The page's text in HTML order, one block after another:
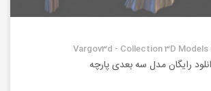
Vargov3d - Collection 3D
رایگان مدل سه بعدی پارچه